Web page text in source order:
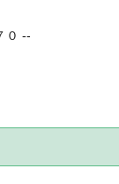
０ --